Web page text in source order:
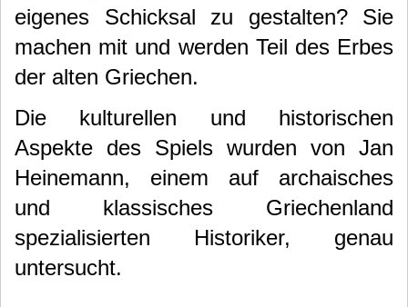
eigenes Schicksal zu gestalten? Sie
machen mit und werden Teil des Erbes
der alten Griechen.
Die kulturellen und historischen
Aspekte des Spiels wurden von Jan
Heinemann, einem auf archaisches
und klassisches Griechenland
spezialisierten Historiker, genau
untersucht.